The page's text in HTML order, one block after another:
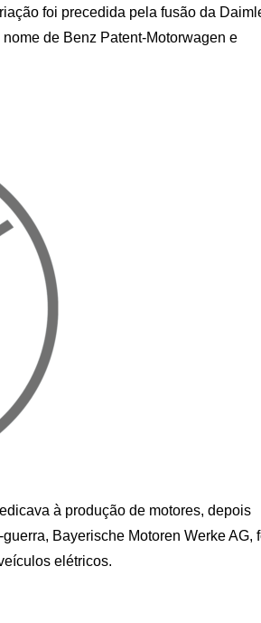
foi precedida pela fusão da
de Benz Patent-Motorwagen e
à produção de motores, depois
Bayerische Motoren Werke AG,
elétricos.